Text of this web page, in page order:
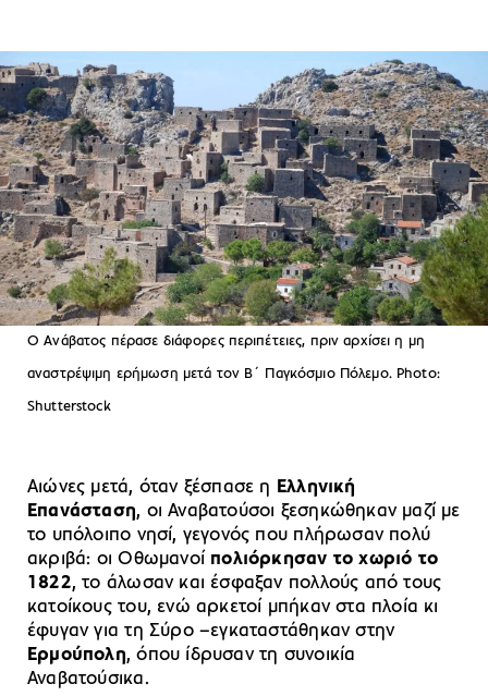
Ο Ανάβατος πέρασε διάφορες περιπέτειες, πριν αρχίσει η μη
αναστρέψιμη ερήμωση μετά τον Β΄ Παγκόσμιο Πόλεμο. Photo:
Shutterstock
Αιώνες μετά, όταν ξέσπασε η Ελληνική
Επανάσταση, οι Αναβατούσοι ξεσηκώθηκαν μαζί με
το υπόλοιπο νησί, γεγονός που πλήρωσαν πολύ
ακριβά: οι Οθωμανοί πολιόρκησαν το χωριό το
1822, το άλωσαν και έσφαξαν πολλούς από τους
κατοίκους του, ενώ αρκετοί μπήκαν στα πλοία κι
έφυγαν για τη Σύρο –εγκαταστάθηκαν στην
Ερμούπολη, όπου ίδρυσαν τη συνοικία
Αναβατούσικα.